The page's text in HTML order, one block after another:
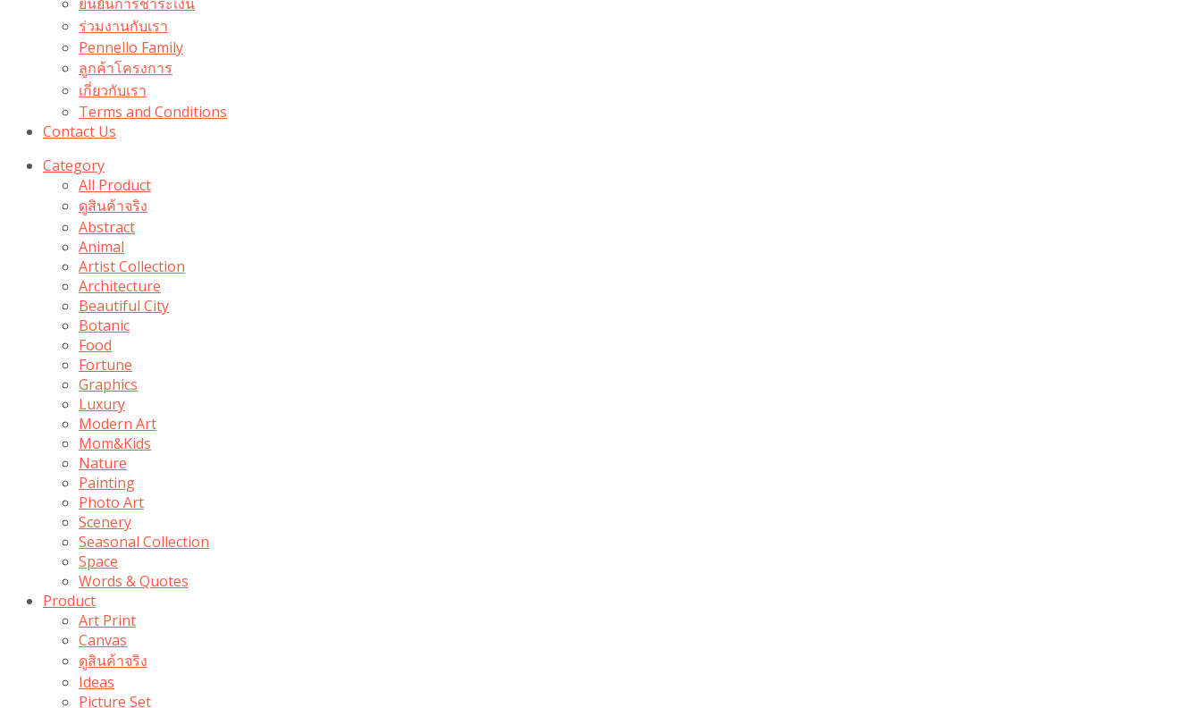
ร่วมงานกับเรา
Pennello Family
ลูกค้าโครงการ
เกี่ยวกับเรา
Terms and Conditions
Contact Us
Category
All Product
ดูสินค้าจริง
Abstract
Animal
Artist Collection
Architecture
Beautiful City
Botanic
Food
Fortune
Graphics
Luxury
Modern Art
Mom&Kids
Nature
Painting
Photo Art
Scenery
Seasonal Collection
Space
Words & Quotes
Product
Art Print
Canvas
ดูสินค้าจริง
Ideas
Picture Set